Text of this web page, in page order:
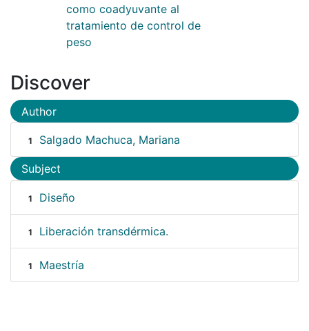
como coadyuvante al
tratamiento de control de
peso
Discover
Author
1 Salgado Machuca, Mariana
Subject
1 Diseño
1 Liberación transdérmica.
1 Maestría